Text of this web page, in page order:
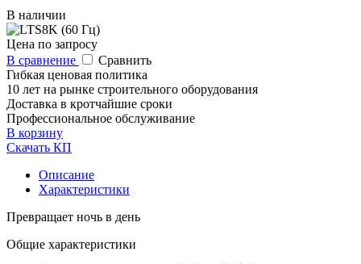
В наличии
Цена по запросу
В сравнение
Сравнить
Гибкая ценовая политика
10 лет на рынке строительного оборудования
Доставка в кротчайшие сроки
Профессиональное обслуживание
В корзину
Скачать КП
Описание
Характеристики
Превращает ночь в день
Общие характеристики